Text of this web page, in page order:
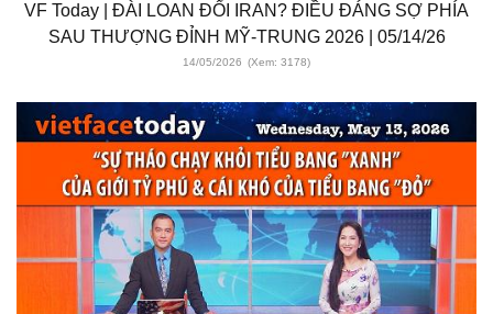
VF Today | ĐÀI LOAN ĐỔI IRAN? ĐIỀU ĐÁNG SỢ PHÍA
SAU THƯỢNG ĐỈNH MỸ-TRUNG 2026 | 05/14/26
14/05/2026 (Xem: 3178)